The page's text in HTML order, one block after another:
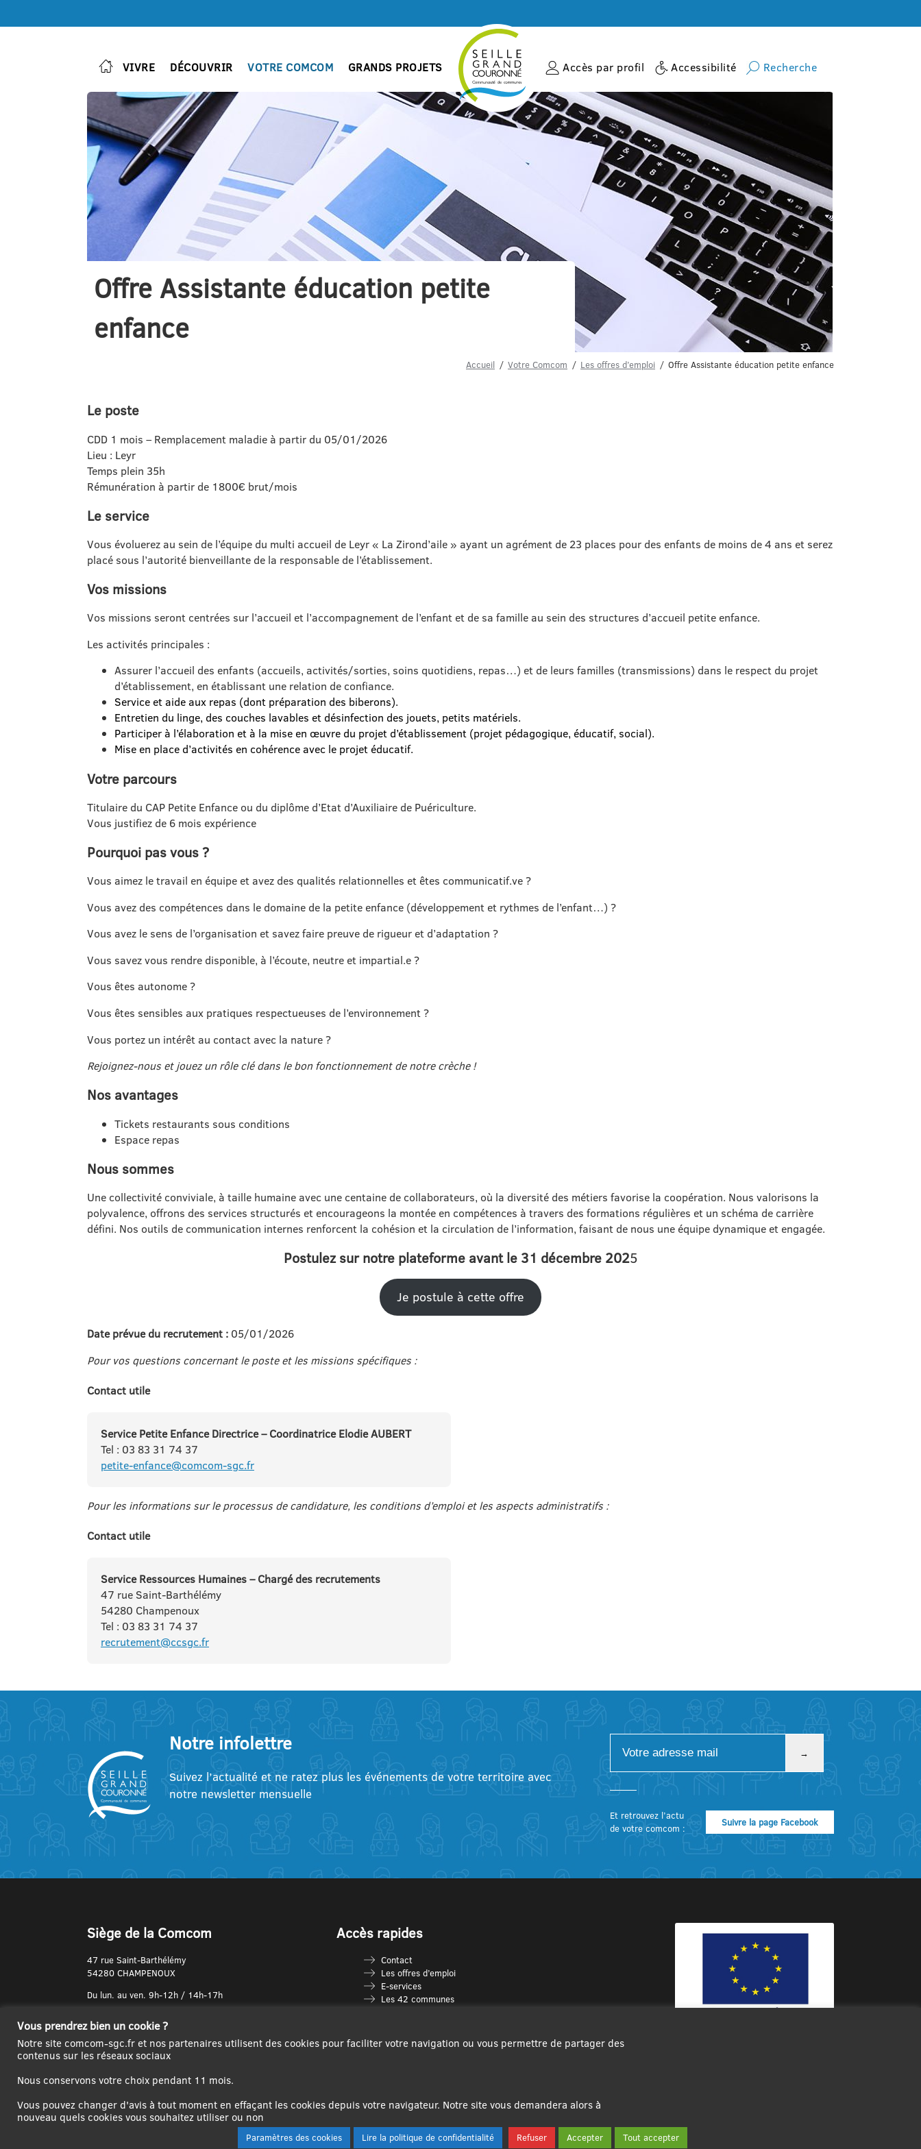
VIVRE DÉCOUVRIR VOTRE COMCOM GRANDS PROJETS Accès par profil Accessibilité Recherche
Offre Assistante éducation petite
enfance
Accueil Votre Comcom Les offres d’emploi Offre Assistante éducation petite enfance
Le poste
CDD 1 mois – Remplacement maladie à partir du 05/01/2026
Lieu : Leyr
Temps plein 35h
Rémunération à partir de 1800€ brut/mois
Le service
Vous évoluerez au sein de l’équipe du multi accueil de Leyr « La Zirond’aile » ayant un agrément de 23 places pour des enfants de moins de 4 ans et serez
placé sous l’autorité bienveillante de la responsable de l’établissement.
Vos missions
Vos missions seront centrées sur l’accueil et l’accompagnement de l’enfant et de sa famille au sein des structures d’accueil petite enfance.
Les activités principales :
Assurer l’accueil des enfants (accueils, activités/sorties, soins quotidiens, repas…) et de leurs familles (transmissions) dans le respect du projet
d’établissement, en établissant une relation de confiance.
Service et aide aux repas (dont préparation des biberons).
Entretien du linge, des couches lavables et désinfection des jouets, petits matériels.
Participer à l’élaboration et à la mise en œuvre du projet d’établissement (projet pédagogique, éducatif, social).
Mise en place d’activités en cohérence avec le projet éducatif.
Votre parcours
Titulaire du CAP Petite Enfance ou du diplôme d’Etat d’Auxiliaire de Puériculture.
Vous justifiez de 6 mois expérience
Pourquoi pas vous ?
Vous aimez le travail en équipe et avez des qualités relationnelles et êtes communicatif.ve ?
Vous avez des compétences dans le domaine de la petite enfance (développement et rythmes de l’enfant…) ?
Vous avez le sens de l’organisation et savez faire preuve de rigueur et d’adaptation ?
Vous savez vous rendre disponible, à l’écoute, neutre et impartial.e ?
Vous êtes autonome ?
Vous êtes sensibles aux pratiques respectueuses de l’environnement ?
Vous portez un intérêt au contact avec la nature ?
Rejoignez-nous et jouez un rôle clé dans le bon fonctionnement de notre crèche !
Nos avantages
Tickets restaurants sous conditions
Espace repas
Nous sommes
Une collectivité conviviale, à taille humaine avec une centaine de collaborateurs, où la diversité des métiers favorise la coopération. Nous valorisons la
polyvalence, offrons des services structurés et encourageons la montée en compétences à travers des formations régulières et un schéma de carrière
défini. Nos outils de communication internes renforcent la cohésion et la circulation de l’information, faisant de nous une équipe dynamique et engagée.
Postulez sur notre plateforme avant le 31 décembre 2025
Je postule à cette offre
Date prévue du recrutement : 05/01/2026
Pour vos questions concernant le poste et les missions spécifiques :
Contact utile
Service Petite Enfance Directrice – Coordinatrice Elodie AUBERT
Tel : 03 83 31 74 37
petite-enfance@comcom-sgc.fr
Pour les informations sur le processus de candidature, les conditions d’emploi et les aspects administratifs :
Contact utile
Service Ressources Humaines – Chargé des recrutements
47 rue Saint-Barthélémy
54280 Champenoux
Tel : 03 83 31 74 37
recrutement@ccsgc.fr
Notre infolettre
Suivez l’actualité et ne ratez plus les événements de votre territoire avec
notre newsletter mensuelle
Et retrouvez l’actu
de votre comcom :
Suivre la page Facebook
Siège de la Comcom
47 rue Saint-Barthélémy
54280 CHAMPENOUX
Du lun. au ven. 9h-12h / 14h-17h
03 83 31 74 37
Accès rapides
Contact
Les offres d’emploi
E-services
Les 42 communes
Espace France Services
Les séniors
Vous prendrez bien un cookie ?
Notre site comcom-sgc.fr et nos partenaires utilisent des cookies pour faciliter votre navigation ou vous permettre de partager des
contenus sur les réseaux sociaux
Nous conservons votre choix pendant 11 mois.
Vous pouvez changer d'avis à tout moment en effaçant les cookies depuis votre navigateur. Notre site vous demandera alors à
nouveau quels cookies vous souhaitez utiliser ou non
Paramètres des cookies Lire la politique de confidentialité Refuser Accepter Tout accepter